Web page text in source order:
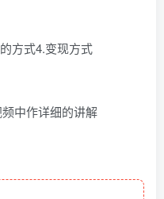
方式4.变现方式
中作详细的讲解